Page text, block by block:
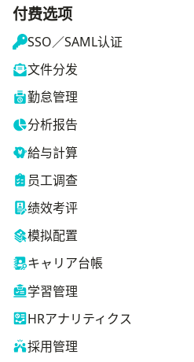
付费选项
SSO／SAML认证
文件分发
勤怠管理
分析报告
給与計算
员工调查
绩效考评
模拟配置
キャリア台帳
学習管理
HRアナリティクス
採用管理